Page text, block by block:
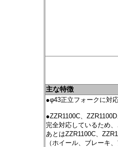
主な特徴
●φ43正立フォークに対
●ZZR1100C、
完全対応しているため
あとはZZR1100C、
（ホイール、ブレーキ